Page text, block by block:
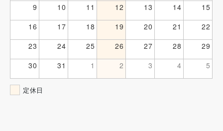
9
10 11 12 13 14
15
16
17 18 19 20 21
22
23
24 25 26 27 28
29
30
31 1 2 3 4 5
定休日